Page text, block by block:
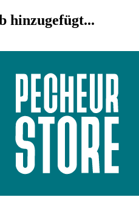
hinzugefügt...